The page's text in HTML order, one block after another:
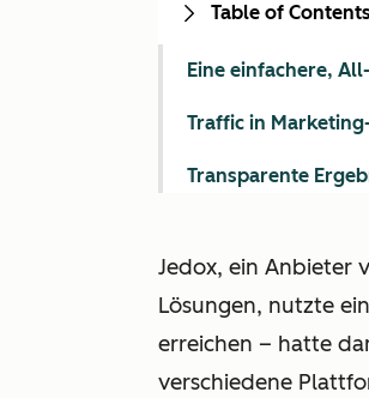
Jedox, ein Anbieter
Lösungen, nutzte
erreichen – hatte
verschiedene
Table of Contents
Eine einfachere,
Traffic in
Transparente